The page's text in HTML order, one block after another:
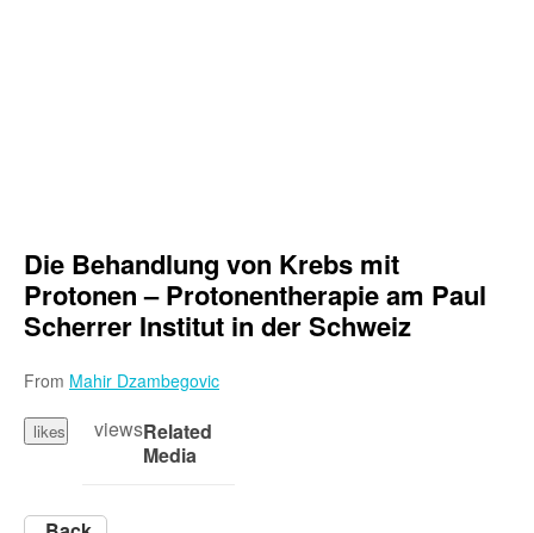
Die Behandlung von Krebs mit
Protonen – Protonentherapie am Paul
Scherrer Institut in der Schweiz
From Mahir Dzambegovic
likes viewsRelated
Media